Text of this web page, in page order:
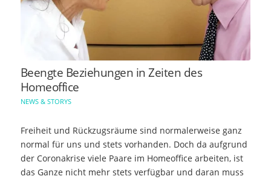
Beengte Beziehungen in Zeiten des
Homeoffice
NEWS & STORYS
Freiheit und Rückzugsräume sind normalerweise ganz
normal für uns und stets vorhanden. Doch da aufgrund
der Coronakrise viele Paare im Homeoffice arbeiten, ist
das Ganze nicht mehr stets verfügbar und daran muss